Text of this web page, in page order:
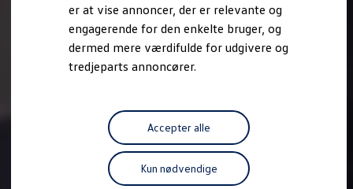
er at vise annoncer, der er relevante og
engagerende for den enkelte bruger, og
dermed mere værdifulde for udgivere og
tredjeparts annoncører.
Accepter alle
Kun nødvendige
Opdateringer til software, kort og radio
Fleet Interface Data
MinVolkswagen
Digital instruktionsbog
Tilbehør
Fordele ved at vælge autoriseret værksted til din
Om Volkswagen
Nyheder
Tilmeld nyhedsbrev
Pressemeddelser
Kalenderbillede